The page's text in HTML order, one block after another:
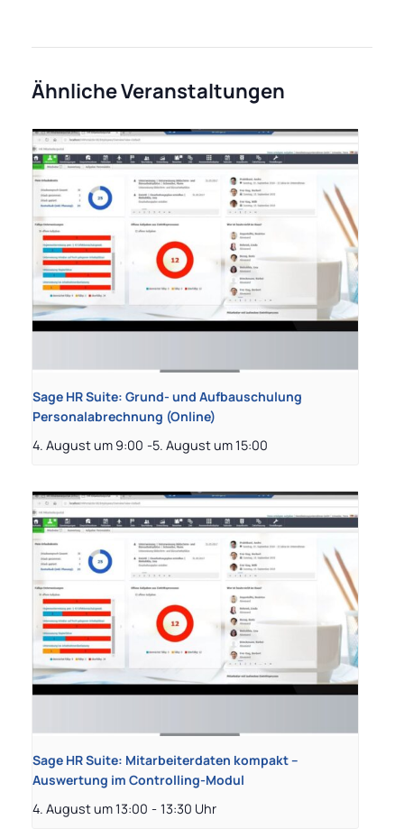
Ähnliche Veranstaltungen
Sage HR Suite: Grund- und Aufbauschulung
Personalabrechnung (Online)
4. August um 9:00 -5. August um 15:00
Sage HR Suite: Mitarbeiterdaten kompakt –
Auswertung im Controlling-Modul
4. August um 13:00 - 13:30